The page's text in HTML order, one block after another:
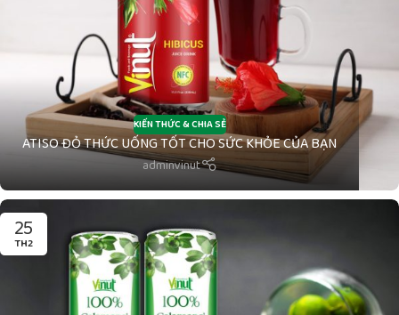
KIẾN THỨC & CHIA SẺ
ATISO ĐỎ THỨC UỐNG TỐT CHO SỨC KHỎE CỦA BẠN
adminvinut
25
TH2